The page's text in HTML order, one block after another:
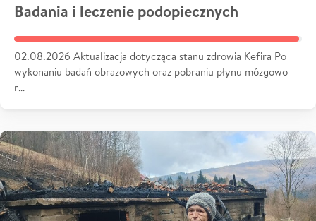
Badania i leczenie podopiecznych
02.08.2026 Aktualizacja dotycząca stanu zdrowia Kefira Po
wykonaniu badań obrazowych oraz pobraniu płynu mózgowo-
r…